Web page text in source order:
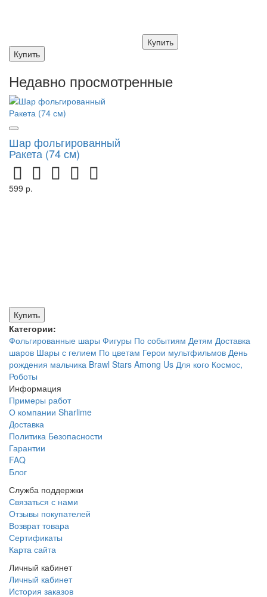
Купить
Купить
Недавно просмотренные
Шар фольгированный
Ракета (74 см)
599 р.
Купить
Категории:
Фольгированные шары Фигуры По событиям Детям Доставка
шаров Шары с гелием По цветам Герои мультфильмов День
рождения мальчика Brawl Stars Among Us Для кого Космос,
Роботы
Информация
Примеры работ
О компании Sharlime
Доставка
Политика Безопасности
Гарантии
FAQ
Блог
Служба поддержки
Связаться с нами
Отзывы покупателей
Возврат товара
Сертификаты
Карта сайта
Личный кабинет
Личный кабинет
История заказов